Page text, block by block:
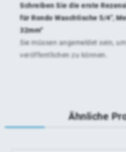
Schreiben Sie die erste
für Rondo Waschtische 5/4″,
32mm“
Sie müssen angemeldet sein,
veröffentlichen zu können.
Ähnliche